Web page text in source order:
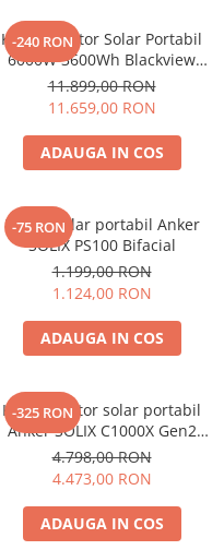
-240 RON
Kit Generator Solar Portabil
6000W 3600Wh Blackview
OSCAL PowerMax 6000 +
panou solar 400W
11.899,00 RON
11.659,00 RON
ADAUGA IN COS
-75 RON
Panou solar portabil Anker
SOLIX PS100 Bifacial
1.199,00 RON
1.124,00 RON
ADAUGA IN COS
-325 RON
Kit generator solar portabil
Anker SOLIX C1000X Gen2
2000W 1024Wh + panou 100W
4.798,00 RON
4.473,00 RON
ADAUGA IN COS